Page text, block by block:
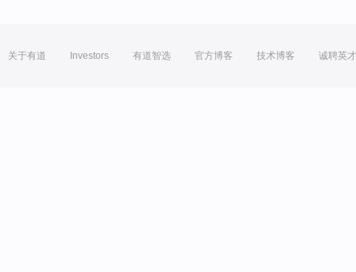
关于有道 Investors 有道智选 官方博客 技术博客 诚聘英才